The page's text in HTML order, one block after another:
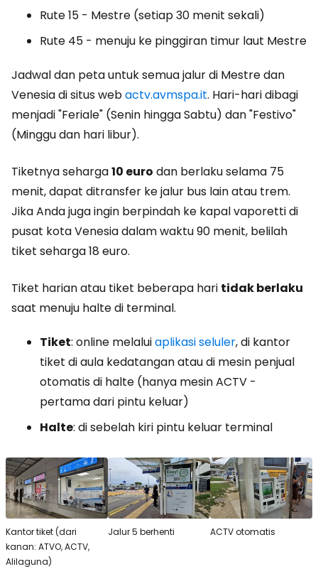
Rute 15 - Mestre (setiap 30 menit sekali)
Rute 45 - menuju ke pinggiran timur laut Mestre
Jadwal dan peta untuk semua jalur di Mestre dan
Venesia di situs webactv.avmspa.it. Hari-hari dibagi
menjadi "Feriale" (Senin hingga Sabtu) dan "Festivo"
(Minggu dan hari libur).
Tiketnya seharga10 euro dan berlaku selama 75
menit, dapat ditransfer ke jalur bus lain atau trem.
Jika Anda juga ingin berpindah ke kapal vaporetti di
pusat kota Venesia dalam waktu 90 menit, belilah
tiket seharga 18 euro.
Tiket harian atau tiket beberapa hari tidak berlaku
saat menuju halte di terminal.
Tiket: online melaluiaplikasi seluler, di kantor
tiket di aula kedatangan atau di mesin penjual
otomatis di halte (hanya mesin ACTV -
pertama dari pintu keluar)
Halte: di sebelah kiri pintu keluar terminal
Kantor tiket (dari
kanan: ATVO, ACTV,
Alilaguna)
Jalur 5 berhenti ACTV otomatis